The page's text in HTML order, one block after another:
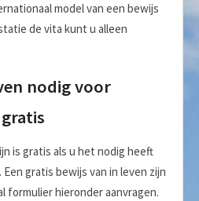
model van een bewijs
de vita kunt u alleen
nodig voor
is gratis als u het nodig heeft
gratis bewijs van in leven zijn
formulier hieronder aanvragen.